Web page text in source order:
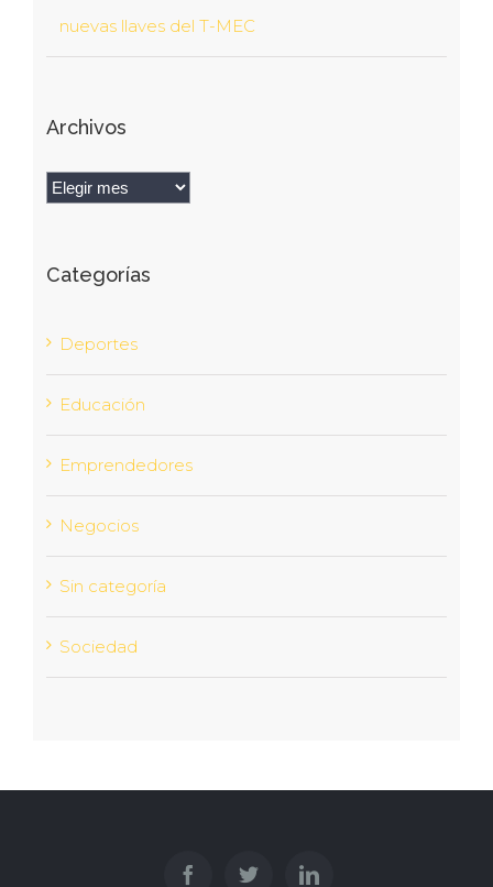
nuevas llaves del T-MEC
Archivos
Archivos
Categorías
Deportes
Educación
Emprendedores
Negocios
Sin categoría
Sociedad